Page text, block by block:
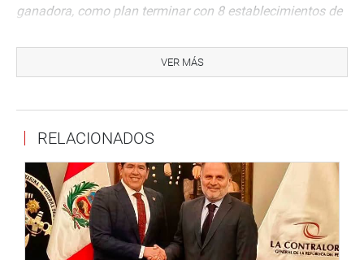
ganadora, como plan terminar con 8 establecimientos de
también estarían culminados en marzo del 2021. Esa es
«, dijo Moreno en el programa de
coordinación con los demás integrantes de la comisión
de seguimiento a la reconstrucción, citó para el viernes 19
de junio, a las 10 de la mañana, a la directora de la ARCC,
Amalia Moreno, para que pueda esclarecer estas
interrogantes.
«Es necesario conocer a detalle el proceso de selección
VER MÁS
RELACIONADOS